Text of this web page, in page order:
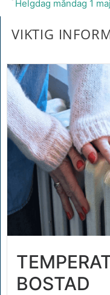
Helgdag måndag 1 maj
VIKTIG
BOSTAD